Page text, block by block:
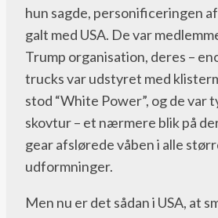
hun sagde, personificeringen
galt med USA. De var
Trump organisation, deres –
trucks var udstyret med
stod “White Power”, og de var
skovtur – et nærmere blik på
gear afslørede våben i alle
udformninger.
Men nu er det sådan i USA, at